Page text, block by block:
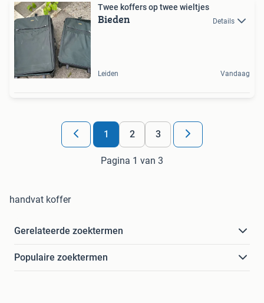
Twee koffers op twee wieltjes
Bieden Details
Leiden Vandaag
1 2 3
Pagina 1 van 3
handvat koffer
Gerelateerde zoektermen
Populaire zoektermen